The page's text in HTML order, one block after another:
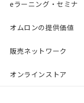
eラーニング・セミナ
オムロンの提供価値
販売ネットワーク
オンラインストア